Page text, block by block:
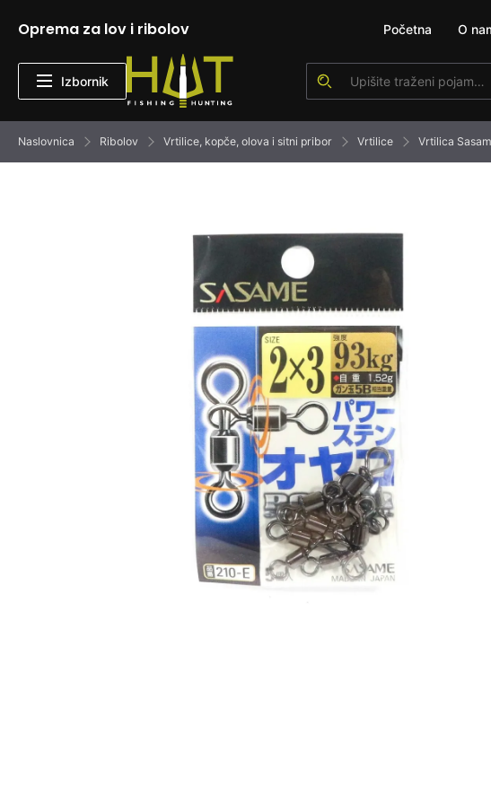
Oprema za lov i ribolov Početna O
Izbornik
Naslovnica Ribolov Vrtilice, kopče, olova i sitni pribor Vrtilice Vrtilica